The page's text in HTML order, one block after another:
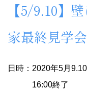
【5/9.10】
家最終見学
日時：2020年5月
16:00終了